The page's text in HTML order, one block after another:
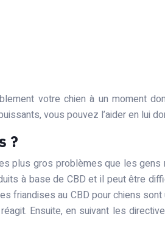
votre chien à un moment
vous pouvez l’aider en lui
?
plus gros problèmes que les
à base de CBD et il peut être
au CBD pour chiens
Ensuite, en suivant les